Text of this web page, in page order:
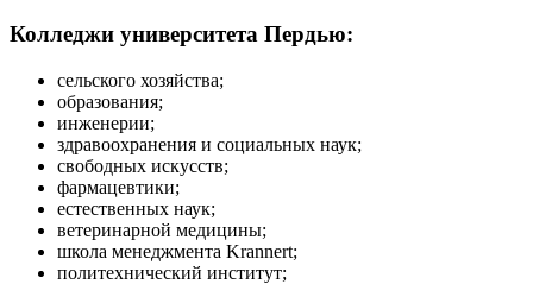
Колледжи университета Пердью:
сельского хозяйства;
образования;
инженерии;
здравоохранения и социальных наук;
свободных искусств;
фармацевтики;
естественных наук;
ветеринарной медицины;
школа менеджмента Krannert;
политехнический институт;